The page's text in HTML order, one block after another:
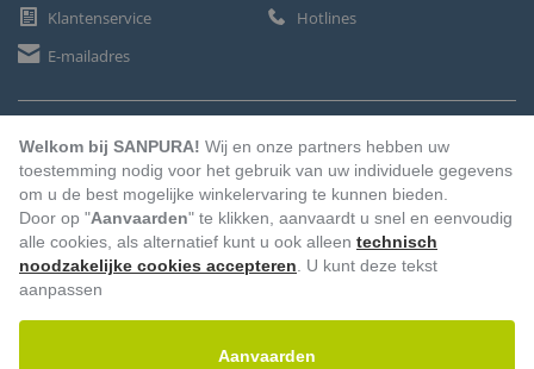
Klantenservice
Hotlines
E-mailadres
Vooruitbetaling Factuur Automatische afschrijving
Welkom bij SANPURA! Wij en onze partners hebben uw
toestemming nodig voor het gebruik van uw individuele gegevens
om u de best mogelijke winkelervaring te kunnen bieden.
Door op "Aanvaarden" te klikken, aanvaardt u snel en eenvoudig
alle cookies, als alternatief kunt u ook alleen technisch
noodzakelijke cookies accepteren . U kunt deze tekst
aanpassen
Aanvaarden